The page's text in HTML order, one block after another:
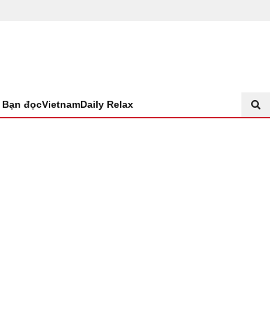
đọcVietnamDaily Relax